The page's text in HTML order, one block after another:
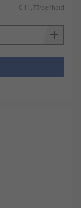
€ 11,77/eenheid